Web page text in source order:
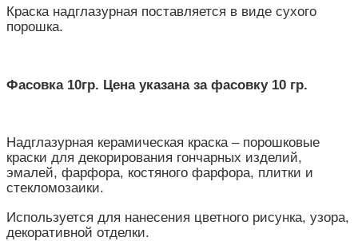
Краска надглазурная поставляется в виде сухого
порошка.
Фасовка 10гр. Цена указана за фасовку 10 гр.
Надглазурная керамическая краска – порошковые
краски для декорирования гончарных изделий,
эмалей, фарфора, костяного фарфора, плитки и
стекломозаики.
Используется для нанесения цветного рисунка, узора,
декоративной отделки.